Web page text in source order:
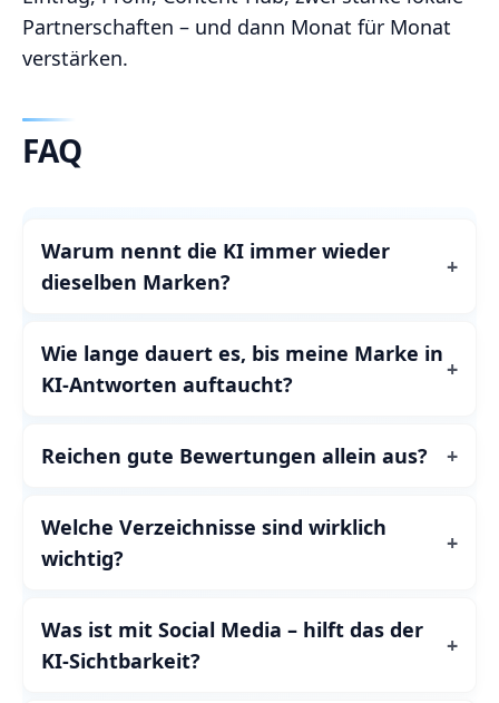
Partnerschaften – und dann Monat für Monat
verstärken.
FAQ
Warum nennt die KI immer wieder
dieselben Marken?
Wie lange dauert es, bis meine Marke in
KI‑Antworten auftaucht?
Reichen gute Bewertungen allein aus?
Welche Verzeichnisse sind wirklich
wichtig?
Was ist mit Social Media – hilft das der
KI‑Sichtbarkeit?